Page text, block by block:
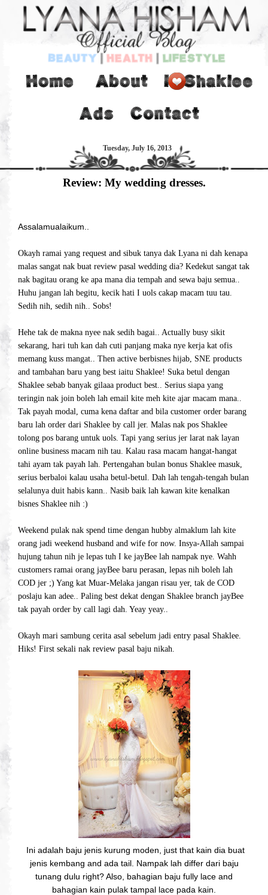
Tuesday, July 16, 2013
Review: My wedding dresses.
Assalamualaikum..
Okayh ramai yang request and sibuk tanya dak Lyana ni dah kenapa
malas sangat nak buat review pasal wedding dia? Kedekut sangat tak
nak bagitau orang ke apa mana dia tempah and sewa baju semua..
Huhu jangan lah begitu, kecik hati I uols cakap macam tuu tau.
Sedih nih, sedih nih.. Sobs!
Hehe tak de makna nyee nak sedih bagai.. Actually busy sikit
sekarang, hari tuh kan dah cuti panjang maka nye kerja kat ofis
memang kuss mangat.. Then active berbisnes hijab, SNE products
and tambahan baru yang best iaitu Shaklee! Suka betul dengan
Shaklee sebab banyak gilaaa product best.. Serius siapa yang
teringin nak join boleh lah email kite meh kite ajar macam mana..
Tak payah modal, cuma kena daftar and bila customer order barang
baru lah order dari Shaklee by call jer. Malas nak pos Shaklee
tolong pos barang untuk uols. Tapi yang serius jer larat nak layan
online business macam nih tau. Kalau rasa macam hangat-hangat
tahi ayam tak payah lah. Pertengahan bulan bonus Shaklee masuk,
serius berbaloi kalau usaha betul-betul. Dah lah tengah-tengah bulan
selalunya duit habis kann.. Nasib baik lah kawan kite kenalkan
bisnes Shaklee nih :)
Weekend pulak nak spend time dengan hubby almaklum lah kite
orang jadi weekend husband and wife for now. Insya-Allah sampai
hujung tahun nih je lepas tuh I ke jayBee lah nampak nye. Wahh
customers ramai orang jayBee baru perasan, lepas nih boleh lah
COD jer ;) Yang kat Muar-Melaka jangan risau yer, tak de COD
poslaju kan adee.. Paling best dekat dengan Shaklee branch jayBee
tak payah order by call lagi dah. Yeay yeay..
Okayh mari sambung cerita asal sebelum jadi entry pasal Shaklee.
Hiks! First sekali nak review pasal baju nikah.
Ini adalah baju jenis kurung moden, just that kain dia buat
jenis kembang and ada tail. Nampak lah differ dari baju
tunang dulu right? Also, bahagian baju fully lace and
bahagian kain pulak tampal lace pada kain.